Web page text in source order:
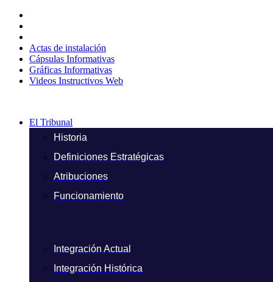
contenido
Actas de instalación
Cápsulas Informativas
Gráficas Informativas
Videos Instructivos Web
El Tribunal
Historia
Definiciones Estratégicas
Atribuciones
Funcionamiento
Integración Actual
Integración Histórica